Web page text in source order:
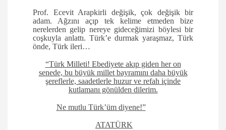
Prof. Ecevit Arapkirli değişik, çok değişik bir
adam. Ağzını açıp tek kelime etmeden bize
nerelerden gelip nereye gideceğimizi böylesi bir
coşkuyla anlattı. Türk’e durmak yaraşmaz, Türk
önde, Türk ileri…
“Türk Milleti! Ebediyete akıp giden her on
senede, bu büyük millet bayramını daha büyük
şereflerle, saadetlerle huzur ve refah içinde
kutlamanı gönülden dilerim.
Ne mutlu Türk’üm diyene!”
ATATÜRK